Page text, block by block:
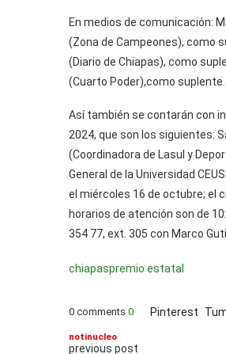
En medios de comunicación:
(Zona de Campeones), como
(Diario de Chiapas), como
(Cuarto Poder),como suplente.
Así también se contarán con
2024, que son los siguientes:
(Coordinadora de Lasul y
General de la Universidad
el miércoles 16 de octubre; el
horarios de atención son de
354 77, ext. 305 con Marco
chiapaspremio estatal
0 comments 0 Pinterest
notinucleo
previous post